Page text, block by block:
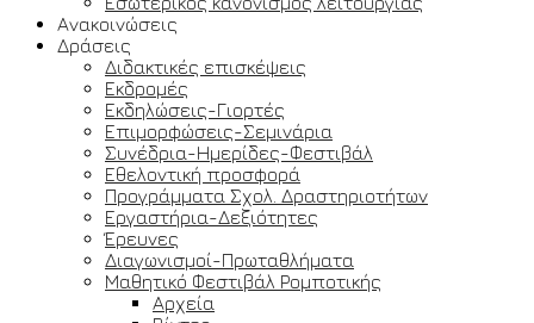
Ανακοινώσεις
Δράσεις
Διδακτικές επισκέψεις
Εκδρομές
Εκδηλώσεις-Γιορτές
Επιμορφώσεις-Σεμινάρια
Συνέδρια-Ημερίδες-Φεστιβάλ
Εθελοντική προσφορά
Προγράμματα Σχολ. Δραστηριοτήτων
Εργαστήρια-Δεξιότητες
Έρευνες
Διαγωνισμοί-Πρωταθλήματα
Μαθητικό Φεστιβάλ Ρομποτικής
Αρχεία